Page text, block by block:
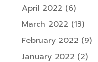
April 2022 (6)
March 2022 (18)
February 2022 (9)
January 2022 (2)